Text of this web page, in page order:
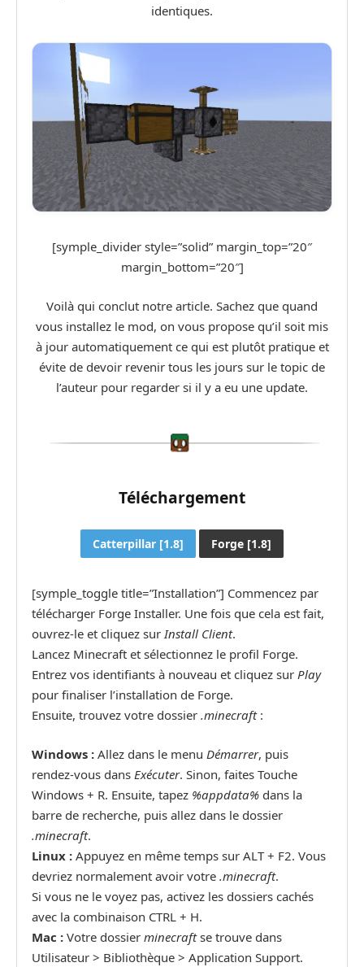
identiques.
[symple_divider style=”solid” margin_top=”20″
margin_bottom=”20″]
Voilà qui conclut notre article. Sachez que quand
vous installez le mod, on vous propose qu’il soit mis
à jour automatiquement ce qui est plutôt pratique et
évite de devoir revenir tous les jours sur le topic de
l’auteur pour regarder si il y a eu une update.
Téléchargement
Catterpillar [1.8] Forge [1.8]
[symple_toggle title=”Installation”] Commencez par
télécharger Forge Installer. Une fois que cela est fait,
ouvrez-le et cliquez surInstall Client.
Lancez Minecraft et sélectionnez le profil Forge.
Entrez vos identifiants à nouveau et cliquez sur Play
pour finaliser l’installation de Forge.
Ensuite, trouvez votre dossier .minecraft:
Windows : Allez dans le menu Démarrer, puis
rendez-vous dans Exécuter. Sinon, faites Touche
Windows + R. Ensuite, tapez %appdata% dans la
barre de recherche, puis allez dans le dossier
.minecraft.
Linux : Appuyez en même temps sur ALT + F2. Vous
devriez normalement avoir votre .minecraft.
Si vous ne le voyez pas, activez les dossiers cachés
avec la combinaison CTRL + H.
Mac : Votre dossier minecraftse trouve dans
Utilisateur > Bibliothèque > Application Support.